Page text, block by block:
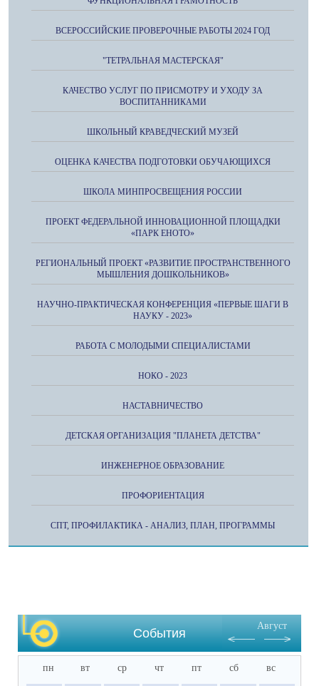
ВСЕРОССИЙСКИЕ ПРОВЕРОЧНЫЕ РАБОТЫ 2024 ГОД
"ТЕТРАЛЬНАЯ МАСТЕРСКАЯ"
КАЧЕСТВО УСЛУГ ПО ПРИСМОТРУ И УХОДУ ЗА
ВОСПИТАННИКАМИ
ШКОЛЬНЫЙ КРАВЕДЧЕСКИЙ МУЗЕЙ
ОЦЕНКА КАЧЕСТВА ПОДГОТОВКИ ОБУЧАЮЩИХСЯ
ШКОЛА МИНПРОСВЕЩЕНИЯ РОССИИ
ПРОЕКТ ФЕДЕРАЛЬНОЙ ИННОВАЦИОННОЙ ПЛОЩАДКИ
«ПАРК ЕНОТО»
РЕГИОНАЛЬНЫЙ ПРОЕКТ «РАЗВИТИЕ ПРОСТРАНСТВЕННОГО
МЫШЛЕНИЯ ДОШКОЛЬНИКОВ»
НАУЧНО-ПРАКТИЧЕСКАЯ КОНФЕРЕНЦИЯ «ПЕРВЫЕ ШАГИ В
НАУКУ - 2023»
РАБОТА С МОЛОДЫМИ СПЕЦИАЛИСТАМИ
НОКО - 2023
НАСТАВНИЧЕСТВО
ДЕТСКАЯ ОРГАНИЗАЦИЯ "ПЛАНЕТА ДЕТСТВА"
ИНЖЕНЕРНОЕ ОБРАЗОВАНИЕ
ПРОФОРИЕНТАЦИЯ
СПТ, ПРОФИЛАКТИКА - АНАЛИЗ, ПЛАН, ПРОГРАММЫ
События
Август
пн вт ср чт пт сб вс